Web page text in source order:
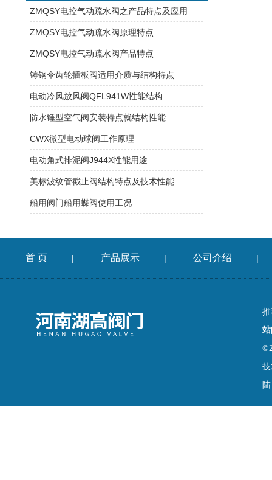
ZMQSY电控气动疏水阀之产品特点及应用
ZMQSY电控气动疏水阀原理特点
ZMQSY电控气动疏水阀产品特点
铸钢伞齿轮插板阀适用介质与结构特点
电动冷风放风阀QFL941W性能结构
防水锤型空气阀安装特点就结构性能
CWX微型电动球阀工作原理
电动角式排泥阀J944X性能用途 ​
美标波纹管截止阀结构特点及技术性能
船用阀门船用蝶阀使用工况
首 页 | 产品展示 | 公司介绍 |
陆